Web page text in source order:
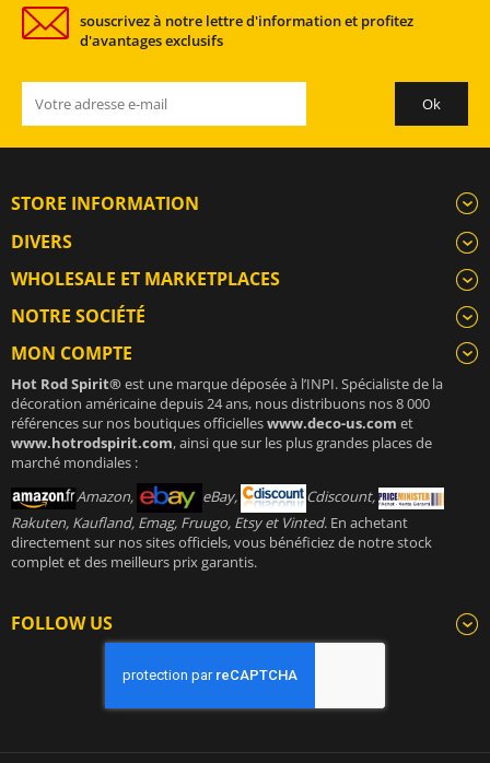
souscrivez à notre lettre d'information et profitez
d'avantages exclusifs
STORE INFORMATION
DIVERS
WHOLESALE ET MARKETPLACES
NOTRE SOCIÉTÉ
MON COMPTE
Hot Rod Spirit®est une marque déposée à l’INPI. Spécialiste de la
décoration américaine depuis 24 ans, nous distribuons nos 8 000
références sur nos boutiques officielleswww.deco-us.com et
www.hotrodspirit.com, ainsi que sur les plus grandes places de
marché mondiales :
Amazon,
eBay,
Cdiscount,
Rakuten, Kaufland, Emag, Fruugo, Etsy et Vinted. En achetant
directement sur nos sites officiels, vous bénéficiez de notre stock
complet et des meilleurs prix garantis.
FOLLOW US